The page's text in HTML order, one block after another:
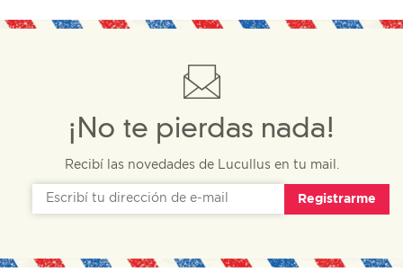
¡No te pierdas nada!
Recibí las novedades de Lucullus en tu mail.
Registrarme